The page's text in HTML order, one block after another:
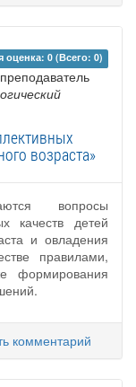
оценка: 0 (Всего: 0)
возраста»
вопросы
качеств детей
и овладения
правилами,
формирования
комментарий